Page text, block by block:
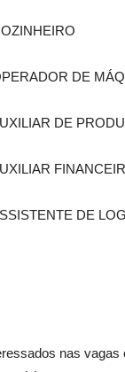
DE
DE
DE
nas vagas